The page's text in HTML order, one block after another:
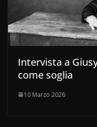
Intervista a
come soglia
10 Marzo 2026